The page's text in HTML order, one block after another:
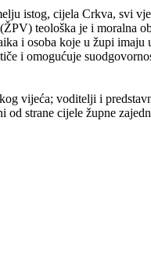
istog, cijela Crkva, svi
teološka je i moralna
i osoba koje u župi imaju
i omogućuje
vijeća; voditelji i
od strane cijele župne